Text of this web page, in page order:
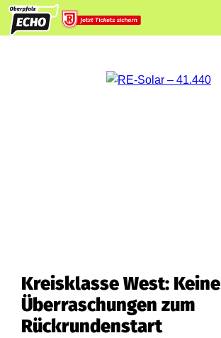
Kreisklasse West: Keine
Überraschungen zum
Rückrundenstart